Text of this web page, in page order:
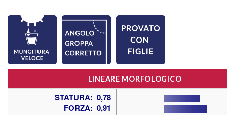
LINEARE MORFOLOGICO